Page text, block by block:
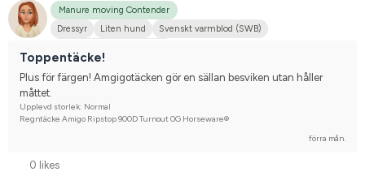
Manure moving Contender
Dressyr
Liten hund
Svenskt varmblod (SWB)
Toppentäcke!
Plus för färgen! Amgigotäcken gör en sällan besviken utan håller
måttet.
Upplevd storlek: Normal
Regntäcke Amigo Ripstop 900D Turnout 0G Horseware®
förra mån.
0 likes